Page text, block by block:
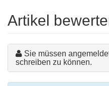
Artikel
Sie müssen
schreiben zu können.